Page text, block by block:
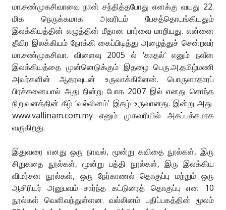
மா.சண்முகசிவாவை நான் சந்தித்தபோது எனக்கு வயது 22.
மிக நெருக்கமாக அவரிடம் பேசத்தொடங்கியதும்
இலக்கியத்தின் எழுத்தின் மீதான பார்வை மாறியது. என்னை
தீவிர இலக்கியம் நோக்கி கைப்பிடித்து அழைத்துச் சென்றவர்
மா.சண்முகசிவா. விளைவு 2005 ல் ‘காதல்’ எனும் நவீன
இலக்கியத்தை முன்னெடுக்கும் இதழை பெரு.அ.தமிழ்மணி
அவர்களின் ஆதரவுடன் உருவாக்கினேன். பொருளாதாரப்
பிரச்சனையால் அது நின்று போக 2007 இல் எனது சொந்த
நிறுவனத்தின் கீழ் ‘வல்லினம்’ இதழ் உருவானது. இன்று அது
www.vallinam.com.my எனும் முகவரியில் அகப்பக்கமாக
வருகிறது.
இதுவரை எனது ஒரு நாவல், மூன்று கவிதை நூல்கள், இரு
சிறுகதை நூல்கள், மூன்று பத்தி நூல்கள், இரு இலக்கிய
விமர்சன நூல்கள், ஒரு நேர்காணல் தொகுப்பு மற்றும் ஒரு
ஆசிரியர் அனுபவம் சார்ந்த கட்டுரைத் தொகுப்பு என 10
நூல்கள் வெளிவந்துள்ளன. வல்லினம் பதிப்பகத்தின் மூலம்